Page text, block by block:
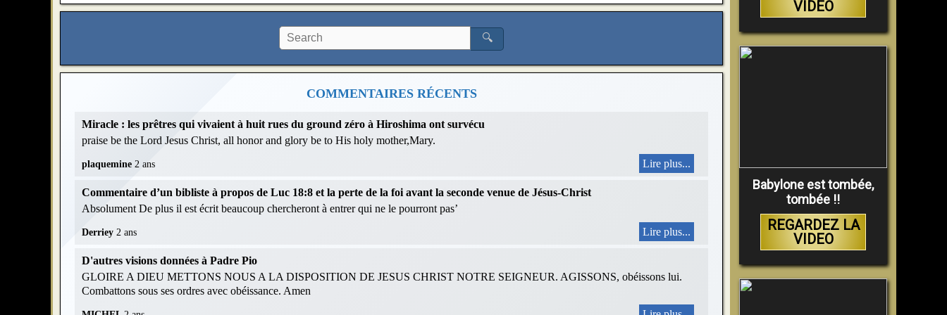
🔍
COMMENTAIRES RÉCENTS
Miracle : les prêtres qui vivaient à huit rues du ground zéro à Hiroshima ont survécu
praise be the Lord Jesus Christ, all honor and glory be to His holy mother,Mary.
plaquemine 2 ans Lire plus...
Commentaire d’un bibliste à propos de Luc 18:8 et la perte de la foi avant la seconde venue de Jésus-Christ
Absolument De plus il est écrit beaucoup chercheront à entrer qui ne le pourront pas’
Derriey 2 ans Lire plus...
D'autres visions données à Padre Pio
GLOIRE A DIEU METTONS NOUS A LA DISPOSITION DE JESUS CHRIST NOTRE SEIGNEUR. AGISSONS, obéissons lui.
Combattons sous ses ordres avec obéissance. Amen
VIDEO
Babylone est tombée,
tombée !!
REGARDEZ LA
VIDEO